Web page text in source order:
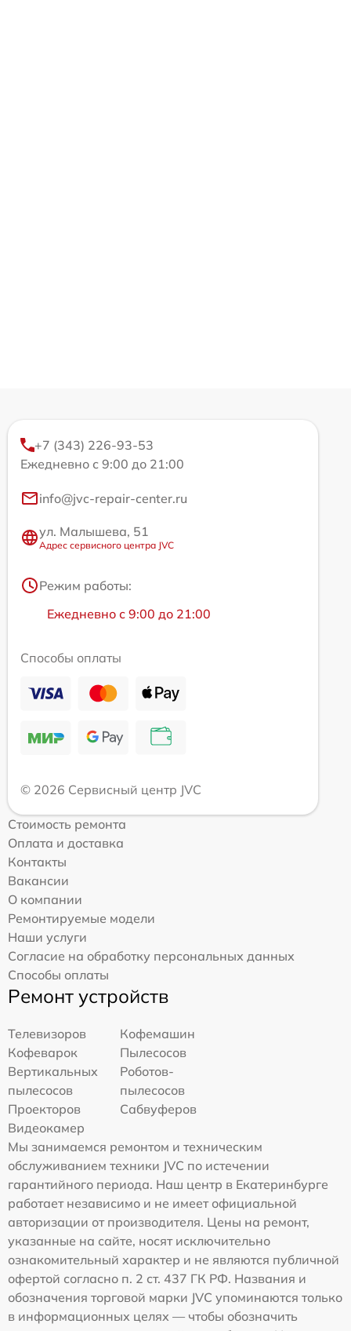
+7 (343) 226-93-53
Ежедневно с 9:00 до 21:00
info@jvc-repair-center.ru
ул. Малышева, 51
Адрес сервисного центра JVC
Режим работы:
Ежедневно с 9:00 до 21:00
Способы оплаты
© 2026 Сервисный центр JVC
Стоимость ремонта
Оплата и доставка
Контакты
Вакансии
О компании
Ремонтируемые модели
Наши услуги
Согласие на обработку персональных данных
Способы оплаты
Ремонт устройств
Телевизоров
Кофемашин
Кофеварок
Пылесосов
Вертикальных
пылесосов
Роботов-
пылесосов
Проекторов
Сабвуферов
Видеокамер
Мы занимаемся ремонтом и техническим
обслуживанием техники JVC по истечении
гарантийного периода. Наш центр в Екатеринбурге
работает независимо и не имеет официальной
авторизации от производителя. Цены на ремонт,
указанные на сайте, носят исключительно
ознакомительный характер и не являются публичной
офертой согласно п. 2 ст. 437 ГК РФ. Названия и
обозначения торговой марки JVC упоминаются только
в информационных целях — чтобы обозначить